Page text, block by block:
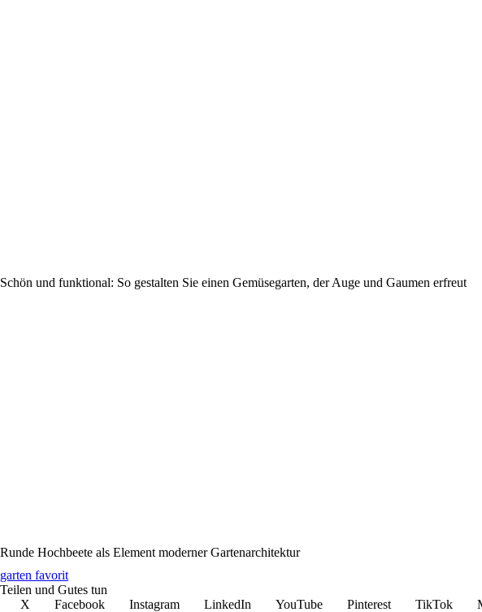
Schön und funktional: So gestalten Sie einen Gemüsegarten, der Auge und Gaumen erfreut
Runde Hochbeete als Element moderner Gartenarchitektur
garten favorit
Teilen und Gutes tun
X
Facebook Instagram LinkedIn YouTube Pinterest TikTok